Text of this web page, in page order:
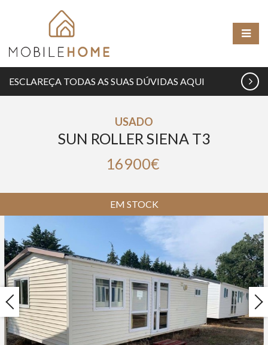
ESCLAREÇA TODAS AS SUAS DÚVIDAS AQUI
USADO
SUN ROLLER SIENA T3
16900€
EM STOCK